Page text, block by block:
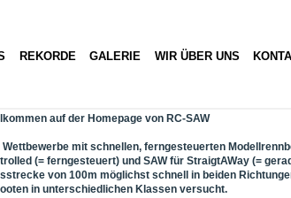
REKORDE GALERIE WIR ÜBER UNS
auf der Homepage von RC-SAW
mit schnellen, ferngesteuerten
(= ferngesteuert) und SAW für StraigtAWay (=
von 100m möglichst schnell in beiden
in unterschiedlichen Klassen versucht.